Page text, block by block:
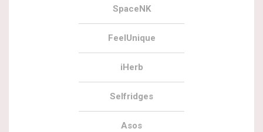
SpaceNK
FeelUnique
iHerb
Selfridges
Asos